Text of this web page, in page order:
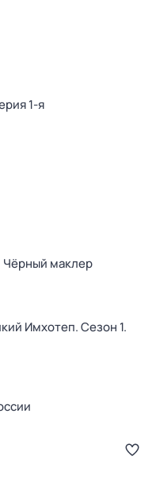
1-я
Чёрный маклер
Имхотеп. Сезон 1.